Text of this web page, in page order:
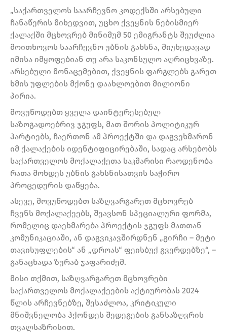
„საქართველოს საარჩევნო კოდექსში არსებული
ჩანაწერის მიხედვით, უცხო ქვეყნის ნებისმიერ
ქალაქში მცხოვრებ მინიმუმ 50 ემიგრანტს შეუძლია
მოითხოვოს საარჩევნო უბნის გახსნა, მიუხედავად
იმისა იმყოფებიან თუ არა საკონსულო აღრიცხვაზე.
არსებული მონაცემებით, ქვეყნის ფარგლებს გარეთ
ხმის უფლების მქონე დაახლოებით მილიონი
პირია.
მოვუწოდებთ ყველა დაინტერესებულ
საზოგადოებრივ ჯგუფს, მათ შორის პოლიტიკურ
პარტიებს, ჩაერთონ ამ პროექტში და დაგვეხმარონ
იმ ქალაქების იდენტიფიცირებაში, სადაც არსებობს
საქართველოს მოქალაქეთა საკმარისი რაოდენობა
რათა მოხდეს უბნის გახსნისათვის საჭირო
პროცედურის დაწყება.
ასევე, მოვუწოდებთ საზღვარგარეთ მცხოვრებ
ჩვენს მოქალაქეებს, შეავსონ სპეციალური ფორმა,
რომელიც დაეხმარება პროექტის ჯგუფს მათთან
კომუნიკაციაში, ან დაგვიკავშირდნენ „გირჩი – მეტი
თავისუფლების“ ან „დროას“ ფეისბუქ გვერდებზე“, –
განაცხადა ზურაბ ჯაფარიძემ.
მისი თქმით, საზღვარგარეთ მცხოვრები
საქართველოს მოქალაქეების აქტიურობას 2024
წლის არჩევნებზე, შესაძლოა, კრიტიკული
მნიშვნელობა ჰქონდეს შედეგების განსაზღვრის
თვალსაზრისით.